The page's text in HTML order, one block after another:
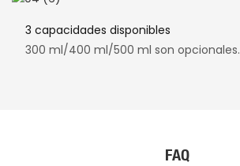
3 capacidades disponibles
300 ml/400 ml/500 ml son opcionales.
FAQ